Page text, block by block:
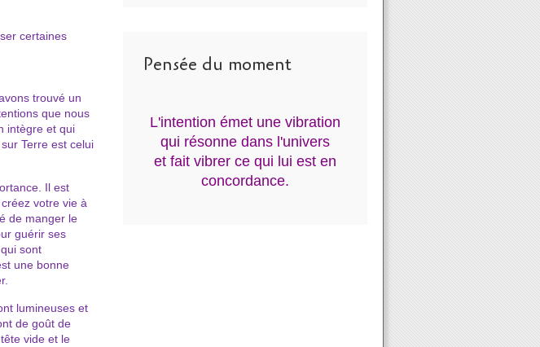
certaines
trouvé un
que nous
intègre et qui
Terre est celui
Il est
votre vie à
de manger le
guérir ses
sont
une bonne
lumineuses et
de goût de
vide et le
Pensée du moment
L'intention émet une vibration
qui résonne dans l'univers
et fait vibrer ce qui lui est en
concordance.